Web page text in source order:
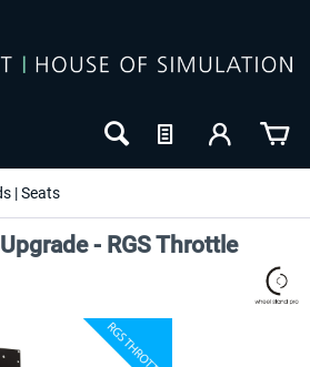
| Seats
- RGS Throttle